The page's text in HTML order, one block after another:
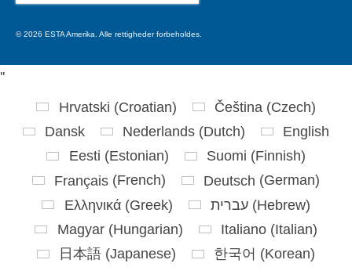
for:
© 2026 ESTA Amerika. Alle rettigheder forbeholdes.
''
Hrvatski (Croatian) Čeština (Czech)
Dansk
Nederlands (Dutch)
English
Eesti (Estonian) Suomi (Finnish)
Français (French) Deutsch (German)
Ελληνικά(Greek) עברית(Hebrew)
Magyar(Hungarian) Italiano(Italian)
日本語 (Japanese) 한국어 (Korean)